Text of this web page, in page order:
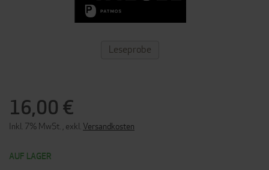
16,00 €
Inkl. 7% MwSt. exkl. Versandkosten
AUF LAGER
ZUM
ANFANG
Leseprobe